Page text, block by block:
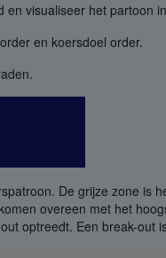
visualiseer het partoon
en koersdoel order.
De grijze zone is
overeen met het
optreedt. Een break-out